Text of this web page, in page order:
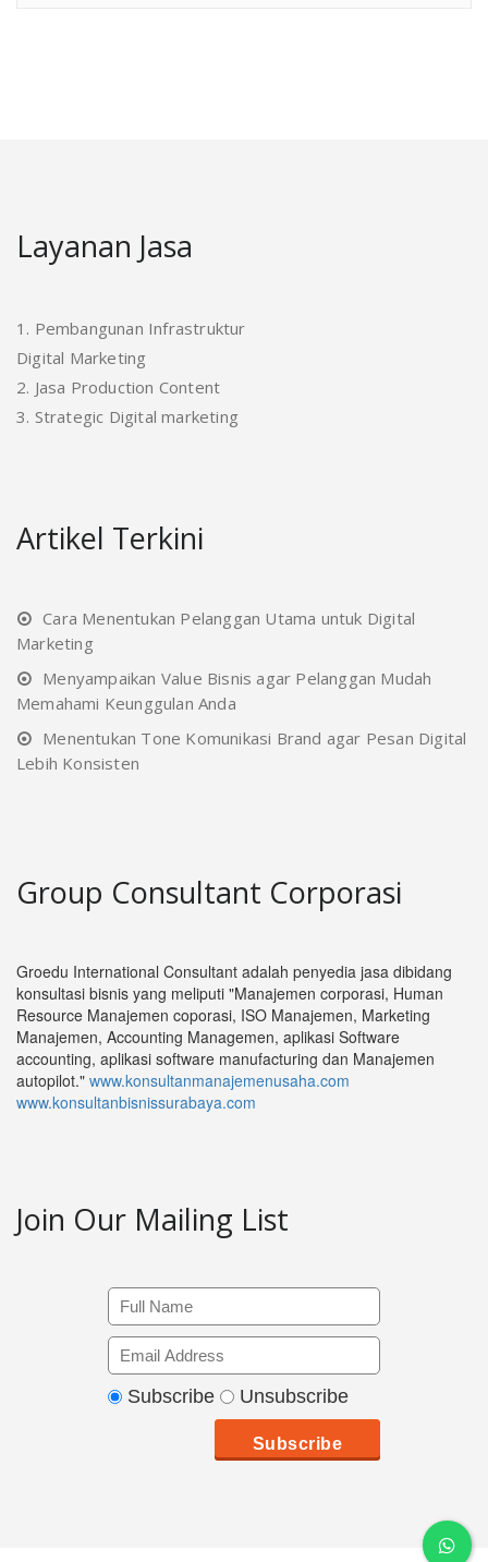
Layanan Jasa
1. Pembangunan Infrastruktur
Digital Marketing
2. Jasa Production Content
3. Strategic Digital marketing
Artikel Terkini
Cara Menentukan Pelanggan Utama untuk Digital
Marketing
Menyampaikan Value Bisnis agar Pelanggan Mudah
Memahami Keunggulan Anda
Menentukan Tone Komunikasi Brand agar Pesan Digital
Lebih Konsisten
Group Consultant Corporasi
Groedu International Consultant adalah penyedia jasa dibidang
konsultasi bisnis yang meliputi "Manajemen corporasi, Human
Resource Manajemen coporasi, ISO Manajemen, Marketing
Manajemen, Accounting Managemen, aplikasi Software
accounting, aplikasi software manufacturing dan Manajemen
autopilot." www.konsultanmanajemenusaha.com
www.konsultanbisnissurabaya.com
Join Our Mailing List
Subscribe Unsubscribe